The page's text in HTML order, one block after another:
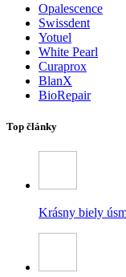
Opalescence
Swissdent
Yotuel
White Pearl
Curaprox
BlanX
BioRepair
Top články
Krásny biely